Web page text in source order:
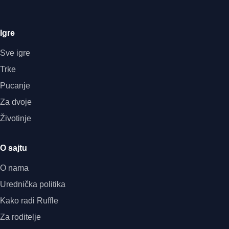
Igre
Sve igre
Trke
Pucanje
Za dvoje
Životinje
O sajtu
O nama
Urednička politika
Kako radi Ruffle
Za roditelje